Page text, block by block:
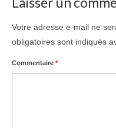
Votre adresse e-mail ne
obligatoires sont indiqués
Commentaire *